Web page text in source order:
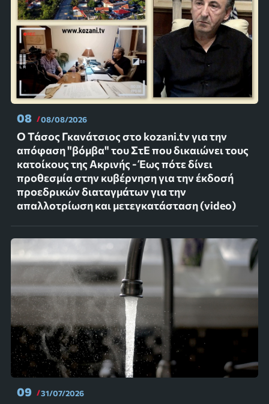
08 08/08/2026
Ο Τάσος Γκανάτσιος στο kozani.tv για την
απόφαση "βόμβα" του ΣτΕ που δικαιώνει τους
κατοίκους της Ακρινής - Έως πότε δίνει
προθεσμία στην κυβέρνηση για την έκδοσή
προεδρικών διαταγμάτων για την
απαλλοτρίωση και μετεγκατάσταση (video)
09 31/07/2026